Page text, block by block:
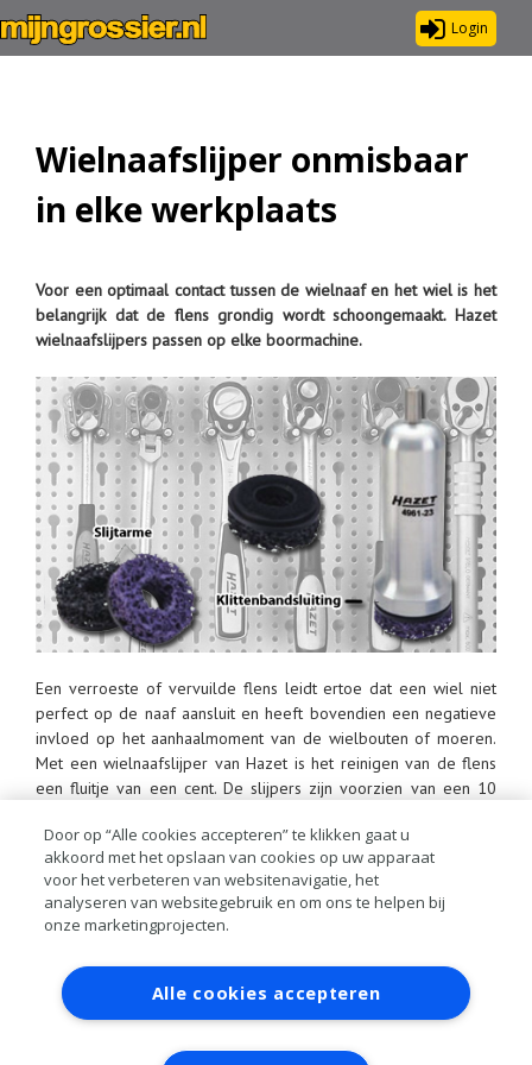
Login
Wielnaafslijper onmisbaar
in elke werkplaats
Voor een optimaal contact tussen de wielnaaf en het wiel is het
belangrijk dat de flens grondig wordt schoongemaakt. Hazet
wielnaafslijpers passen op elke boormachine.
Een verroeste of vervuilde flens leidt ertoe dat een wiel niet
perfect op de naaf aansluit en heeft bovendien een negatieve
invloed op het aanhaalmoment van de wielbouten of moeren.
Met een wielnaafslijper van Hazet is het reinigen van de flens
een fluitje van een cent. De slijpers zijn voorzien van een 10
slijtvaste slijpschijven zijn van klittenband voorzien, zodat ze
snel en makkelijk verwisseld kunnen worden. De
wielnaafslijperset 4960-45/14 bevat twee slijpers en twee sets
van elk zes slijpschijven met een diameter van 40 en 50 mm. De
wielnaafslijperset 4960-160/4 is geschikt voor flensdiameters
tot 160 mm. Deze vierdelige set bestaat uit een slijperen drie
slijpschijven.
Contact Account aanvragen
Inloggen
RAI bestanden
Privacy
Algemene
voorwaarden
Verwerkersovereenkomst
Door op “Alle cookies accepteren” te klikken gaat u
akkoord met het opslaan van cookies op uw apparaat
voor het verbeteren van websitenavigatie, het
analyseren van websitegebruik en om ons te helpen bij
onze marketingprojecten.
Alle cookies accepteren